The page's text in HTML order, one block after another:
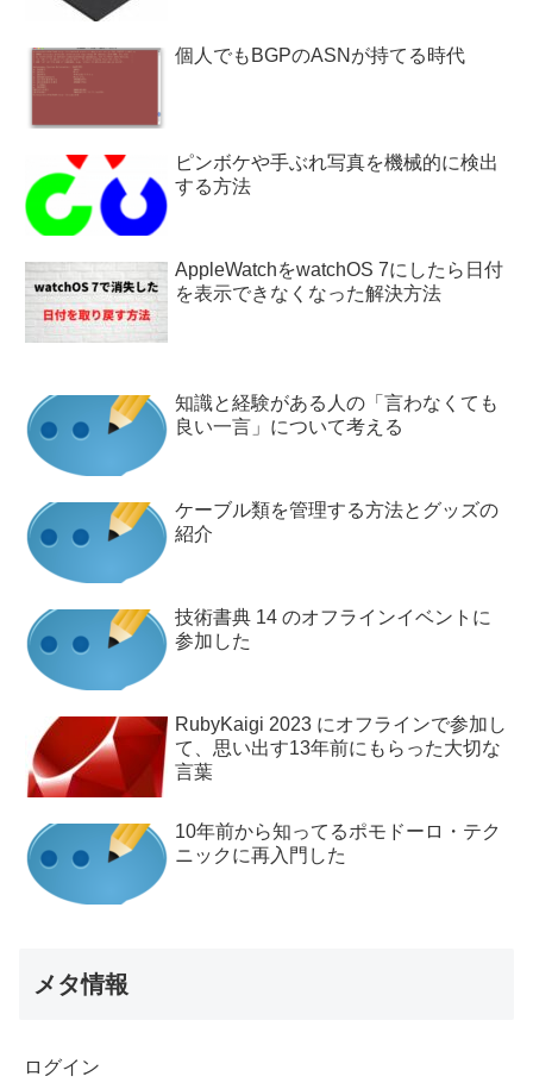
個人でもBGPのASNが持てる時代
ピンボケや手ぶれ写真を機械的に検出
する方法
AppleWatchをwatchOS 7にしたら日付
を表示できなくなった解決方法
知識と経験がある人の「言わなくても
良い一言」について考える
ケーブル類を管理する方法とグッズの
紹介
技術書典 14 のオフラインイベントに
参加した
RubyKaigi 2023 にオフラインで参加し
て、思い出す13年前にもらった大切な
言葉
10年前から知ってるポモドーロ・テク
ニックに再入門した
メタ情報
ログイン